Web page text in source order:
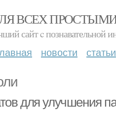
ВСЕХ
сайт c познавательной
новости статьи
для улучшения